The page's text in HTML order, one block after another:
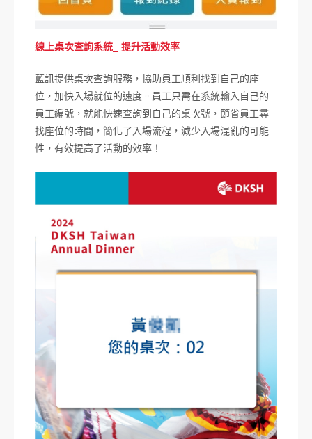
線上桌次查詢系統_ 提升活動效率
藍訊提供桌次查詢服務，協助員工順利找到自己的座
位，加快入場就位的速度。員工只需在系統輸入自己的
員工編號，就能快速查詢到自己的桌次號，節省員工尋
找座位的時間，簡化了入場流程，減少入場混亂的可能
性，有效提高了活動的效率！